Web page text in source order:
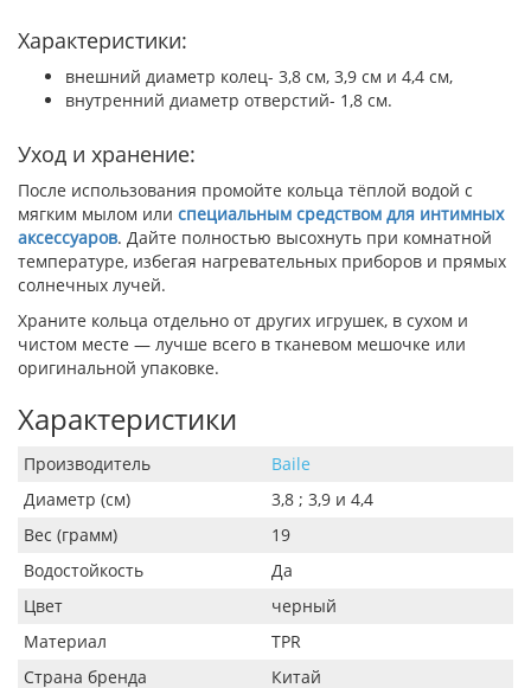
Характеристики:
внешний диаметр колец- 3,8 см, 3,9 см и 4,4 см,
внутренний диаметр отверстий- 1,8 см.
Уход и хранение:
После использования промойте кольца тёплой водой с
мягким мылом или специальным средством для интимных
аксессуаров. Дайте полностью высохнуть при комнатной
температуре, избегая нагревательных приборов и прямых
солнечных лучей.
Храните кольца отдельно от других игрушек, в сухом и
чистом месте — лучше всего в тканевом мешочке или
оригинальной упаковке.
Характеристики
Производитель
Baile
Диаметр (см)
3,8 ; 3,9 и 4,4
Вес (грамм)
19
Водостойкость
Да
Цвет
черный
Материал
TPR
Страна бренда
Китай